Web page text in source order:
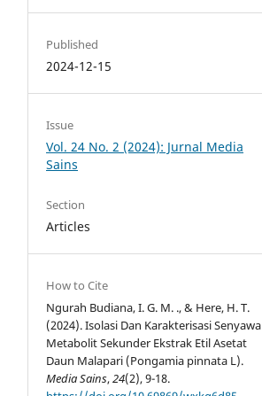
Published
2024-12-15
Issue
Vol. 24 No. 2 (2024): Jurnal Media
Sains
Section
Articles
How to Cite
Ngurah Budiana, I. G. M. ., & Here, H. T.
(2024). Isolasi Dan Karakterisasi Senyawa
Metabolit Sekunder Ekstrak Etil Asetat
Daun Malapari (Pongamia pinnata L).
Media Sains,24(2), 9-18.